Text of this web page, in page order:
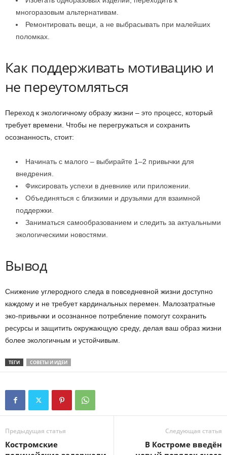
многоразовым альтернативам.
Ремонтировать вещи, а не выбрасывать при малейших
поломках.
Как поддерживать мотивацию и
не переутомляться
Переход к экологичному образу жизни – это процесс, который
требует времени. Чтобы не перегружаться и сохранить
осознанность, стоит:
Начинать с малого – выбирайте 1–2 привычки для
внедрения.
Фиксировать успехи в дневнике или приложении.
Объединяться с близкими и друзьями для взаимной
поддержки.
Заниматься самообразованием и следить за актуальными
экологическими новостями.
Вывод
Снижение углеродного следа в повседневной жизни доступно
каждому и не требует кардинальных перемен. Малозатратные
эко-привычки и осознанное потребление помогут сохранить
ресурсы и защитить окружающую среду, делая ваш образ жизни
более экологичным и устойчивым.
ТЕГИ СОВЕТЫ И ИДЕИ
Предыдущая статья
Костромские
Следующая статья
В Костроме введён